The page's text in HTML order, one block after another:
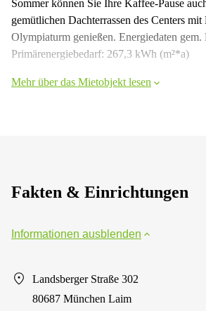
Sommer können Sie Ihre Kaffee-Pause
gemütlichen Dachterrassen des Centers
Olympiaturm genießen. Energiedaten gem.
Primärenergiebedarf: 267,3 kWh (m²*a)
Mehr über das Mietobjekt lesen
Fakten & Einrichtungen
Informationen ausblenden
Landsberger Straße 302
80687 München Laim